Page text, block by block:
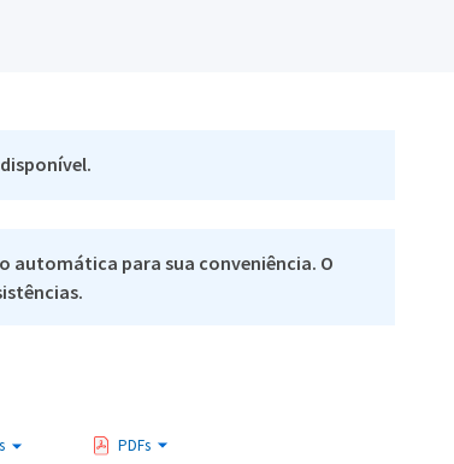
automática para sua conveniência. O
PDFs